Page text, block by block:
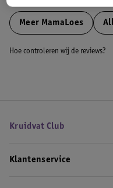
Meer MamaLoes
Hoe controleren wij de reviews?
Kruidvat Club
Klantenservice